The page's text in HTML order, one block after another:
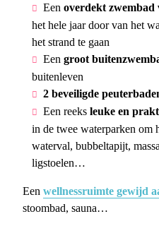
Een overdekt zwembad
het hele jaar door van het
het strand te gaan
Een groot
buitenleven
2 beveiligde
Een reeks leuke en
in de twee waterparken om
waterval, bubbeltapijt,
ligstoelen…
Een wellnessruimte gewijd
stoombad, sauna…